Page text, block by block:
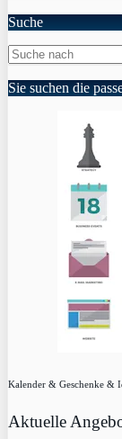
Suche
Sie suchen die
Kalender & Geschenke &
Aktuelle